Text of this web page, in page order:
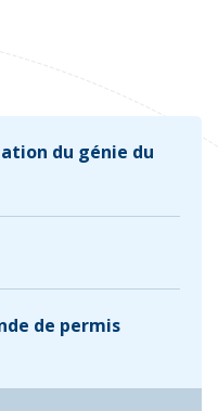
du génie du
de permis